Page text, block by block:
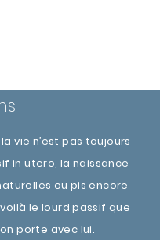
vie n’est pas toujours
in utero, la naissance
ou pis encore
le lourd passif que
porte avec lui.